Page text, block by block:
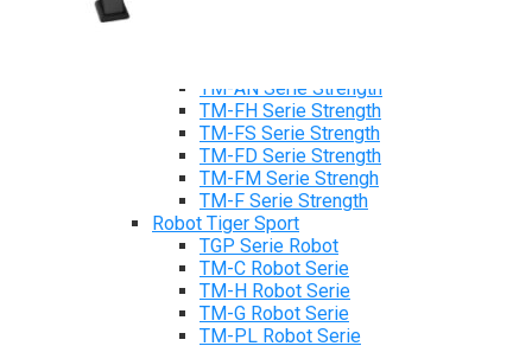
TM-AN Serie Strength
TM-FH Serie Strength
TM-FS Serie Strength
TM-FD Serie Strength
TM-FM Serie Strengh
TM-F Serie Strength
Robot Tiger Sport
TGP Serie Robot
TM-C Robot Serie
TM-H Robot Serie
TM-G Robot Serie
TM-PL Robot Serie